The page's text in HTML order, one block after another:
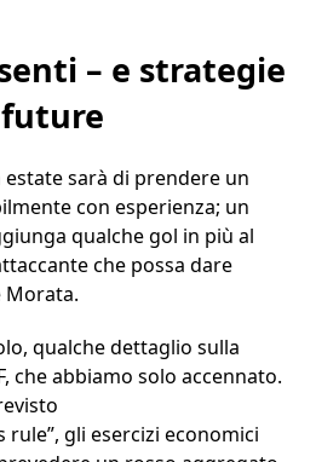
– e strategie
estate sarà di prendere un
con esperienza; un
qualche gol in più al
che possa dare
Morata.
qualche dettaglio sulla
che abbiamo solo accennato.
gli esercizi economici